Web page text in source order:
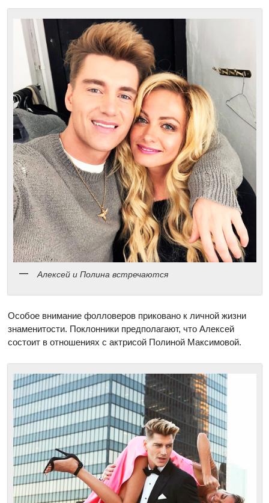
Алексей и Полина встречаются
Особое внимание фолловеров приковано к личной жизни
знаменитости. Поклонники предполагают, что Алексей
состоит в отношениях с актрисой Полиной Максимовой.